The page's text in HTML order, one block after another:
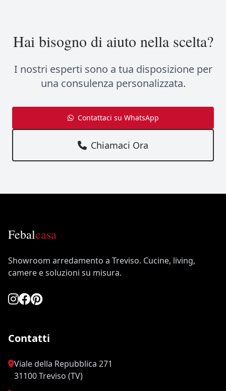
Hai bisogno di aiuto nella scelta?
I nostri esperti sono a tua disposizione per
una consulenza personalizzata.
Contattaci su WhatsApp
Chiamaci Ora
Febalcasa
Showroom arredamento a Treviso. Cucine, living,
camere e soluzioni su misura.
Contatti
Viale della Repubblica 271
31100 Treviso (TV)